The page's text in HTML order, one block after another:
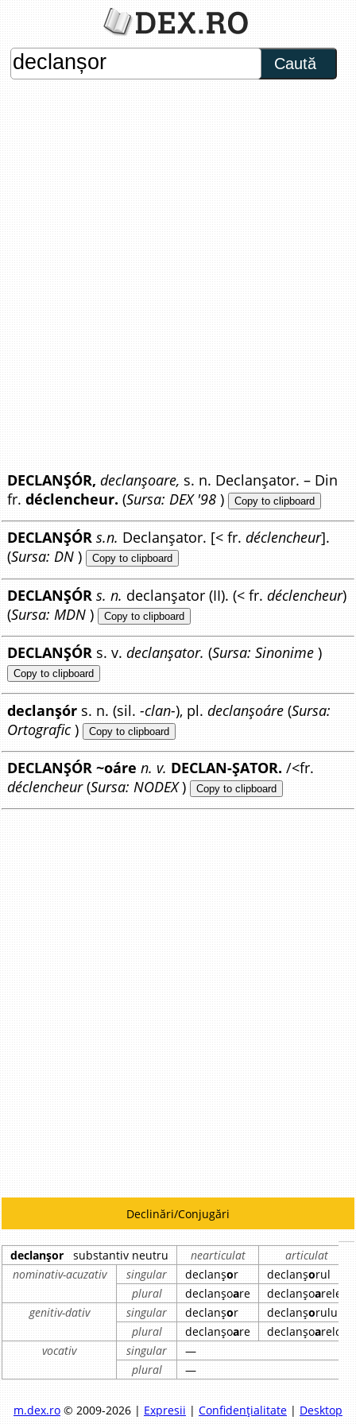
Caută
DECLANȘÓR, declanșoare, s. n. Declanșator. – Din
fr.déclencheur. (Sursa: DEX '98 ) Copy to clipboard
DECLANȘÓR s.n. Declanșator. [< fr.déclencheur].
(Sursa: DN ) Copy to clipboard
DECLANȘÓR s. n. declanșator (II). (< fr.déclencheur)
(Sursa: MDN ) Copy to clipboard
DECLANȘÓR s. v.declanșator. (Sursa: Sinonime )
Copy to clipboard
declanșór s. n. (sil.-clan-), pl.declanșoáre (Sursa:
Ortografic ) Copy to clipboard
DECLANȘÓR ~oáre n. v. DECLAN-ȘATOR. /<fr.
déclencheur(Sursa: NODEX) Copy to clipboard
Declinări/Conjugări
declanșor substantiv neutru nearticulat
articulat
nominativ-acuzativ
singular declanșor declanșorul
plural
declanșoare declanșoarele
genitiv-dativ
singular declanșor declanșorului
plural
declanșoare declanșoarelor
vocativ
singular
—
plural
—
m.dex.ro© 2009-2026 | Expresii | Confidențialitate| Desktop